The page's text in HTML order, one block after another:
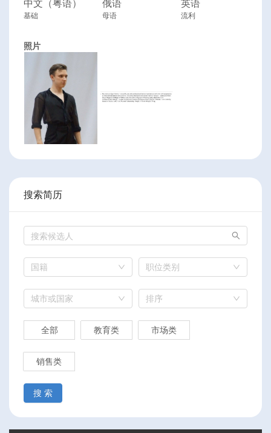
中文（粤语）
基础
俄语
母语
英语
流利
照片
搜索简历
国籍 职位类别
城市或国家 排序
全部 教育类 市场类
销售类
搜 索